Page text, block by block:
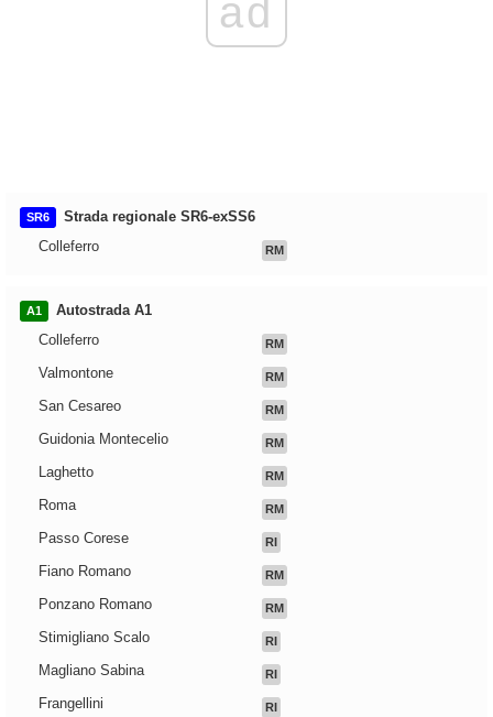
ad
SR6
Strada regionale SR6-exSS6
Colleferro
RM
A1
Autostrada A1
Colleferro
RM
Valmontone RM
San Cesareo RM
Guidonia Montecelio RM
Laghetto RM
Roma RM
Passo Corese RI
Fiano Romano RM
Ponzano Romano RM
Stimigliano Scalo RI
Magliano Sabina RI
Frangellini RI